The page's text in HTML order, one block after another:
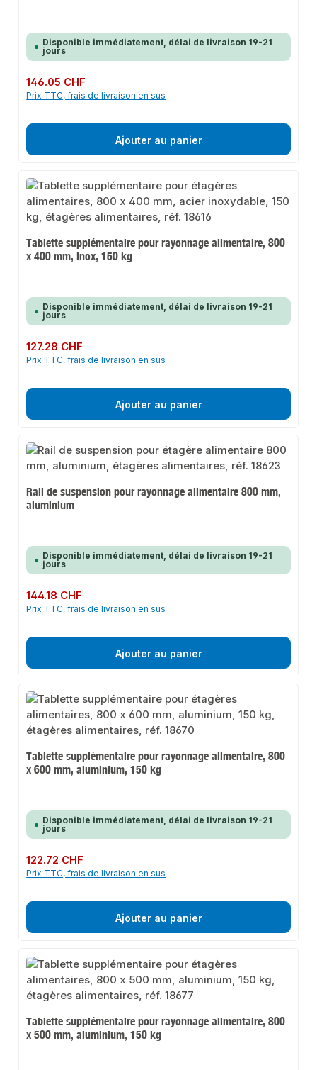
Disponible immédiatement, délai de livraison 19-21
jours
Prix régulier :
146.05 CHF
Prix TTC, frais de livraison en sus
Ajouter au panier
Tablette supplémentaire pour rayonnage alimentaire, 800
x 400 mm, inox, 150 kg
Disponible immédiatement, délai de livraison 19-21
jours
Prix régulier :
127.28 CHF
Prix TTC, frais de livraison en sus
Ajouter au panier
Rail de suspension pour rayonnage alimentaire 800 mm,
aluminium
Disponible immédiatement, délai de livraison 19-21
jours
Prix régulier :
144.18 CHF
Prix TTC, frais de livraison en sus
Ajouter au panier
Tablette supplémentaire pour rayonnage alimentaire, 800
x 600 mm, aluminium, 150 kg
Disponible immédiatement, délai de livraison 19-21
jours
Prix régulier :
122.72 CHF
Prix TTC, frais de livraison en sus
Ajouter au panier
Tablette supplémentaire pour rayonnage alimentaire, 800
x 500 mm, aluminium, 150 kg